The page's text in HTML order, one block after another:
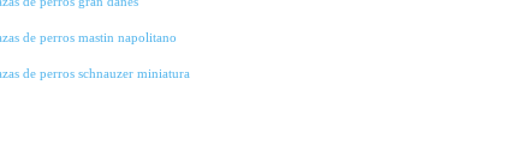
de perros mastin napolitano
de perros schnauzer miniatura